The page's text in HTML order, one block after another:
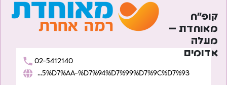
קופ”ח
מאוחדת –
מעלה
אדומים
02-5412140
https://www.meuhedet.co.il/%D7%94%D7%AA%D7%A4%D7%AA%D7%97%D7%95%D7%AA-%D7%94%D7%99%D7%9C%D7%93/